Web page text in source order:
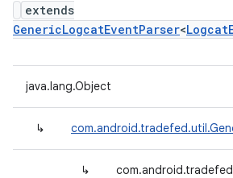
extends
GenericLogcatEventParser<
java.lang.Object
↳
↳